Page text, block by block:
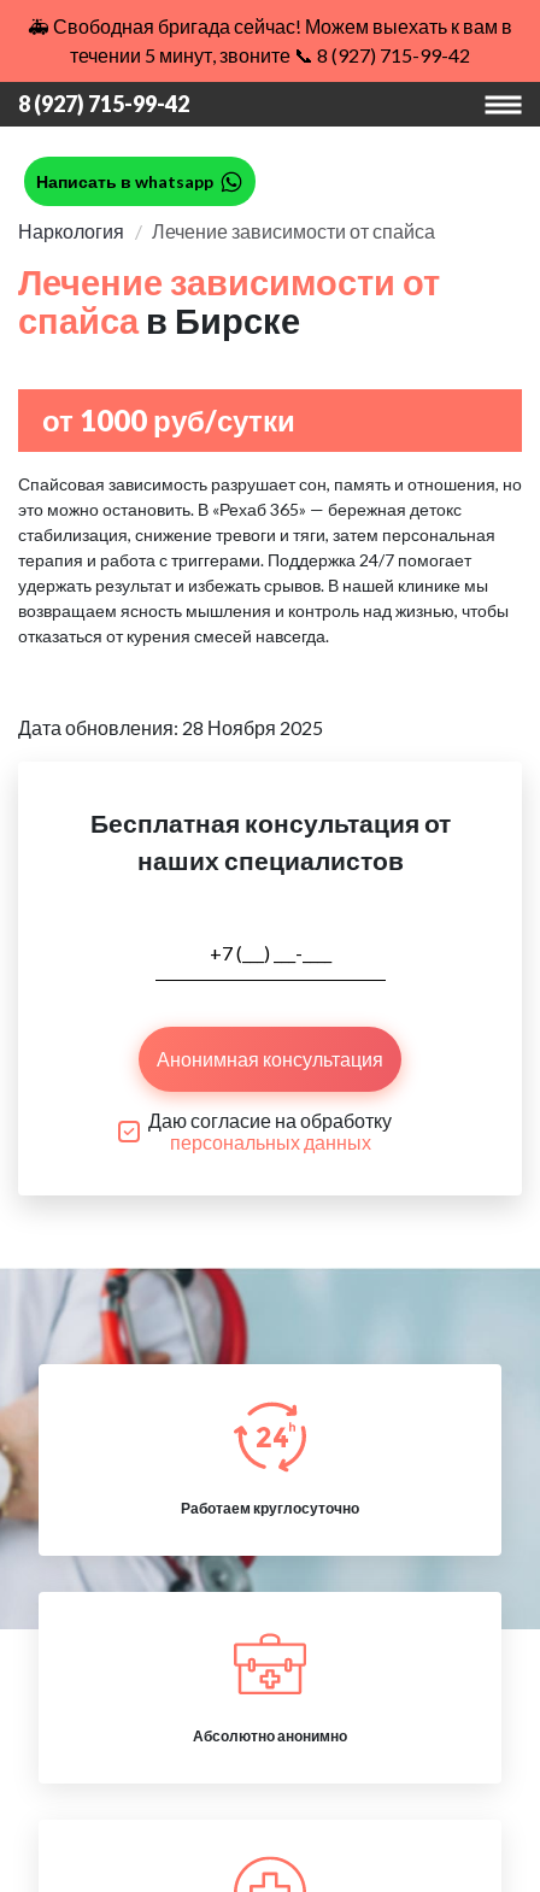
🚑 Свободная бригада сейчас! Можем выехать к вам в
течении 5 минут, звоните 📞 8 (927) 715-99-42
8 (927) 715-99-42
Написать в whatsapp
Наркология Лечение зависимости от спайса
Лечение зависимости от
спайса в Бирске
от 1000 руб/сутки
Спайсовая зависимость разрушает сон, память и отношения, но
это можно остановить. В «Рехаб 365» — бережная детокс
стабилизация, снижение тревоги и тяги, затем персональная
терапия и работа с триггерами. Поддержка 24/7 помогает
удержать результат и избежать срывов. В нашей клинике мы
возвращаем ясность мышления и контроль над жизнью, чтобы
отказаться от курения смесей навсегда.
Дата обновления: 28 Ноября 2025
Бесплатная консультация от
наших специалистов
Анонимная консультация
Даю согласие на обработку
персональных данных
Работаем круглосуточно
Абсолютно анонимно